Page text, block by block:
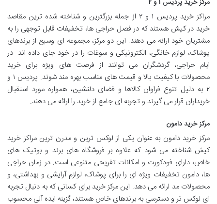
مراکز خرید پردیس ۱ و ۲ از جمله بزرگترین و شناخته شده ترین مقاصد
خرید در کیش هستند که در فصل حراجی ها، تخفیفات قابل توجهی را به
مشتریان خود ارائه می دهند. این دو مرکز، مجموعه ای وسیع از برندهای
پوشاک، لوازم خانگی، الکترونیکی و سوغات را در خود جای داده اند. در
ایام حراجی، گردشگران می توانند از فرصت های ویژه برای خرید
محصولات با کیفیت بالا و قیمت های مناسب بهره مند شوند. پردیس ۱ و
۲ به دلیل تنوع فراوان کالاها و فضای دلنشین، همواره مورد استقبال
خریداران قرار می گیرند و تجربه ای جامع از خرید را ارائه می دهند.
مرکز خرید دامون
مرکز خرید دامون به عنوان یکی از لوکس ترین و مدرن ترین مراکز خرید
کیش شناخته می شود که علاوه بر فروشگاه های برند و بوتیک های
خاص، دارای فودکورت و امکانات تفریحی متنوعی است. در زمان حراجی
ها، دامون تخفیفات ویژه ای را برای پوشاک، لوازم آرایشی و بهداشتی، و
محصولات مد ارائه می دهد. این مرکز خرید برای کسانی که به دنبال تجربه
ای لوکس تر و دسترسی به برندهای خاص هستند، گزینه ایده آلی محسوب